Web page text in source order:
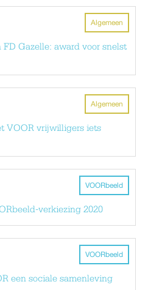
Algemeen
Gazelle: award voor snelst
Algemeen
VOOR vrijwilligers iets
VOORbeeld
verkiezing 2020
VOORbeeld
een sociale samenleving